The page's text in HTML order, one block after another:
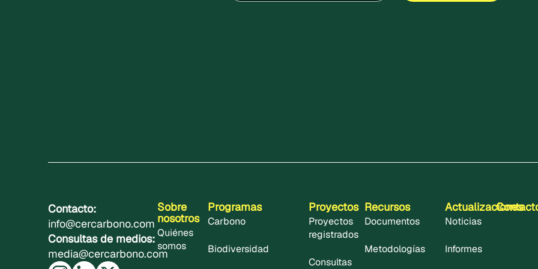
Contacto:
info@cercarbono.com
Consultas de medios:
media@cercarbono.com
Sobre
nosotros
Quiénes
somos
Programas
Carbono
Biodiversidad
Proyectos
Proyectos
registrados
Consultas
Recursos
Documentos
Metodologías
Actualizaciones
Noticias
Informes